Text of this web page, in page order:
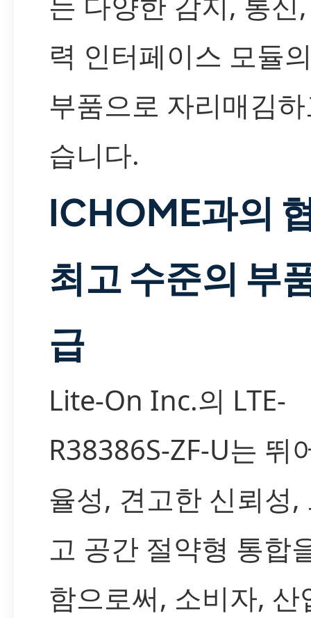
력 인터페이스 모듈
부품으로 자리매김
습니다.
ICHOME과의
최고 수준의 부
급
Lite-On Inc.의 LTE-
R38386S-ZF-U는 뛰
율성, 견고한 신뢰성,
고 공간 절약형 통합
함으로써, 소비자, 산